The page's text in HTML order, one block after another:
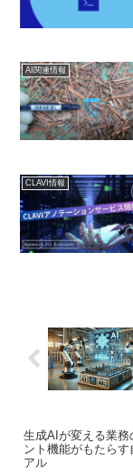
AI関連情報
CLAVI情報
生成AIが変える業
ント機能がもたらす
アル